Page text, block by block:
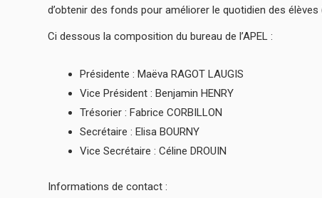
d’obtenir des fonds pour améliorer le quotidien des
Ci dessous la composition du bureau de l’APEL :
Présidente : Maëva RAGOT LAUGIS
Vice Président : Benjamin HENRY
Trésorier : Fabrice CORBILLON
Secrétaire : Elisa BOURNY
Vice Secrétaire : Céline DROUIN
Informations de contact :